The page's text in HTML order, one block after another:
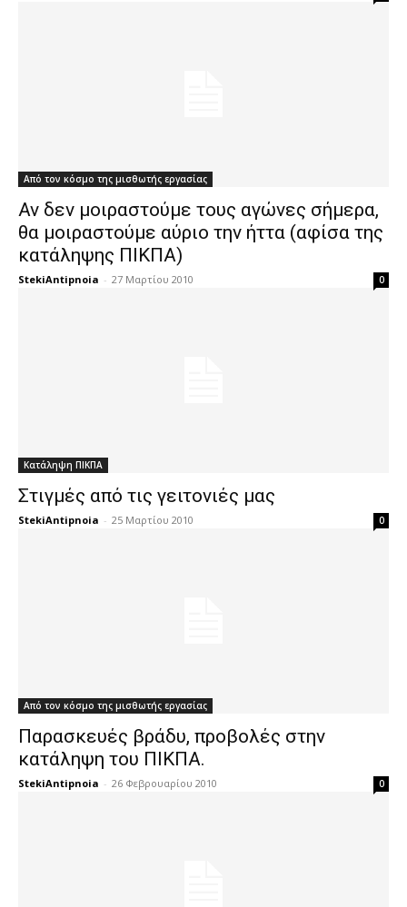
Από τον κόσμο της μισθωτής εργασίας
Αν δεν μοιραστούμε τους αγώνες σήμερα,
θα μοιραστούμε αύριο την ήττα (αφίσα της
κατάληψης ΠΙΚΠΑ)
StekiAntipnoia - 27 Μαρτίου 2010 0
Κατάληψη ΠΙΚΠΑ
Στιγμές από τις γειτονιές μας
StekiAntipnoia - 25 Μαρτίου 2010 0
Από τον κόσμο της μισθωτής εργασίας
Παρασκευές βράδυ, προβολές στην
κατάληψη του ΠΙΚΠΑ.
StekiAntipnoia - 26 Φεβρουαρίου 2010 0